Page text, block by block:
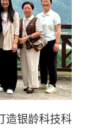
造银龄科技科